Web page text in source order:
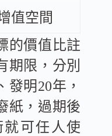
值空間
的價值比註
期限，分別
發明20年，
紙，過期後
可任人使